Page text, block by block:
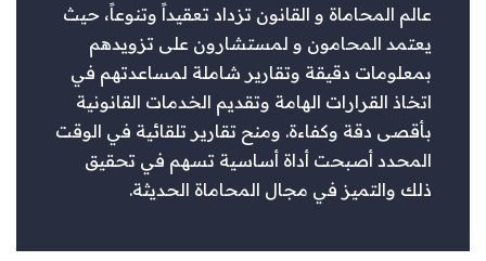
عالم المحاماة و القانون تزداد تعقيداً وتنوعاً، حيث
يعتمد المحامون و لمستشارون على تزويدهم
بمعلومات دقيقة وتقارير شاملة لمساعدتهم في
اتخاذ القرارات الهامة وتقديم الخدمات القانونية
بأقصى دقة وكفاءة. ومنح تقارير تلقائية في الوقت
المحدد أصبحت أداة أساسية تسهم في تحقيق
ذلك والتميز في مجال المحاماة الحديثة.